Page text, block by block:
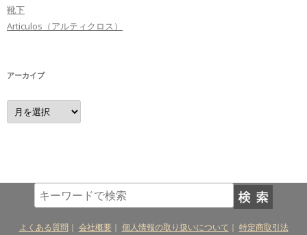
靴下
Articulos（アルティクロス）
アーカイブ
ア
ー
カ
よくある質問 ｜ 会社概要｜ 個人情報の取り扱いについて ｜ 特定商取引法